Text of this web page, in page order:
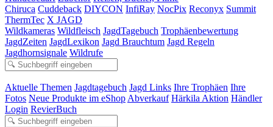
Chiruca Cuddeback DIYCON InfiRay NocPix Reconyx Summit
ThermTec X JAGD
Wildkameras Wildfleisch JagdTagebuch Trophäenbewertung
JagdZeiten JagdLexikon Jagd Brauchtum Jagd Regeln
Jagdhornsignale Wildrufe
Aktuelle Themen Jagdtagebuch Jagd Links Ihre Trophäen Ihre
Fotos Neue Produkte im eShop Abverkauf Härkila Aktion Händler
Login RevierBuch